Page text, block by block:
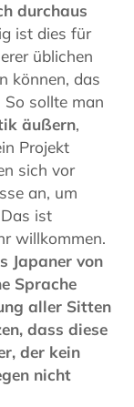
durchaus
ist dies für
üblichen
können, das
So sollte man
äußern,
Projekt
sich vor
an, um
ist
willkommen.
Japaner von
Sprache
aller Sitten
dass diese
der kein
nicht